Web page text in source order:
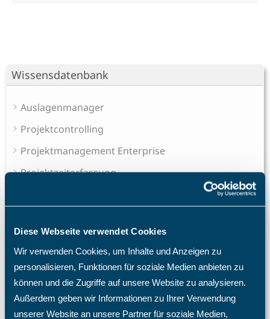
Diese Webseite verwendet Cookies
Wir verwenden Cookies, um Inhalte und Anzeigen zu
personalisieren, Funktionen für soziale Medien anbieten zu
können und die Zugriffe auf unsere Website zu analysieren.
Außerdem geben wir Informationen zu Ihrer Verwendung
unserer Website an unsere Partner für soziale Medien,
Wissensdatenbank
Auslagenmanager
Projektcontrolling
Projektmanagement Enterprise
Projektzeiterfassung
Spesenrechner - Reisekostenmanager
Teamkalender - Gruppenkalender
Ticketsystem - Issue tracker
Das Speichern konnte nicht durchgeführt werden, da
die Personal-Nr. nicht eindeutig ist.